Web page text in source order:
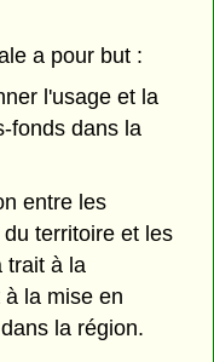
a pour but :
l'usage et la
fonds dans la
entre les
territoire et les
trait à la
la mise en
la région.